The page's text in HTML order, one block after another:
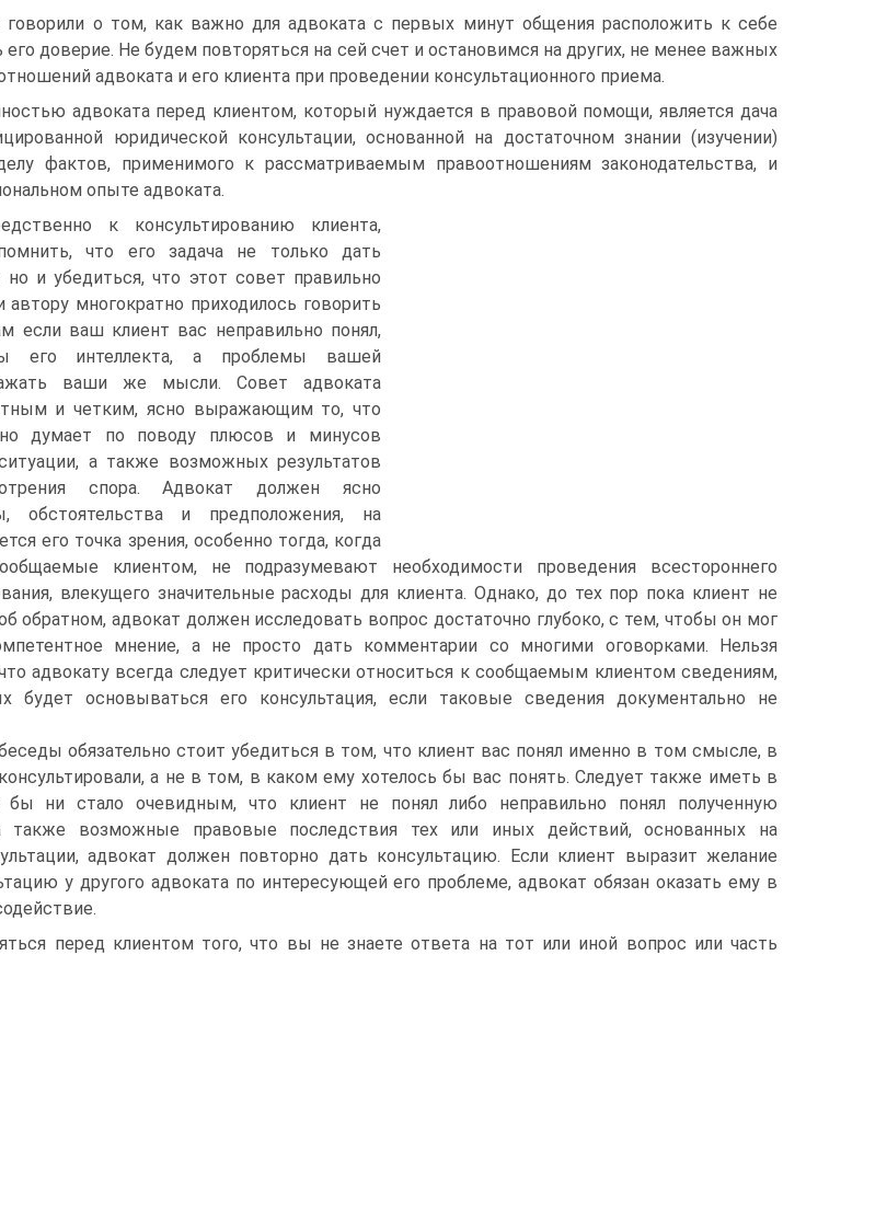
о том, как важно для адвоката с первых минут общения расположить к себе
его доверие. Не будем повторяться на сей счет и остановимся на других, не менее важных
адвоката и его клиента при проведении консультационного приема.
адвоката перед клиентом, который нуждается в правовой помощи, является дача
юридической консультации, основанной на достаточном знании (изучении)
фактов, применимого к рассматриваемым правоотношениям законодательства, и
опыте адвоката.
к консультированию клиента,
что его задача не только дать
и убедиться, что этот совет правильно
автору многократно приходилось говорить
если ваш клиент вас неправильно понял,
его интеллекта, а проблемы вашей
ваши же мысли. Совет адвоката
и четким, ясно выражающим то, что
думает по поводу плюсов и минусов
а также возможных результатов
спора. Адвокат должен ясно
обстоятельства и предположения, на
его точка зрения, особенно тогда, когда
клиентом, не подразумевают необходимости проведения всестороннего
влекущего значительные расходы для клиента. Однако, до тех пор пока клиент не
обратном, адвокат должен исследовать вопрос достаточно глубоко, с тем, чтобы он мог
мнение, а не просто дать комментарии со многими оговорками. Нельзя
адвокату всегда следует критически относиться к сообщаемым клиентом сведениям,
будет основываться его консультация, если таковые сведения документально не
обязательно стоит убедиться в том, что клиент вас понял именно в том смысле, в
а не в том, в каком ему хотелось бы вас понять. Следует также иметь в
бы ни стало очевидным, что клиент не понял либо неправильно понял полученную
также возможные правовые последствия тех или иных действий, основанных на
адвокат должен повторно дать консультацию. Если клиент выразит желание
у другого адвоката по интересующей его проблеме, адвокат обязан оказать ему в
перед клиентом того, что вы не знаете ответа на тот или иной вопрос или часть